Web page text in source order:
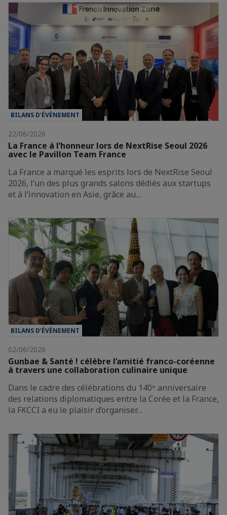
BILANS D’ÉVÈNEMENT
22/06/2026
La France à l’honneur lors de NextRise Seoul 2026
avec le Pavillon Team France
La France a marqué les esprits lors de NextRise Seoul
2026, l’un des plus grands salons dédiés aux startups
et à l’innovation en Asie, grâce au…
BILANS D’ÉVÈNEMENT
02/06/2026
Gunbae & Santé ! célèbre l’amitié franco-coréenne
à travers une collaboration culinaire unique
Dans le cadre des célébrations du 140ᵉ anniversaire
des relations diplomatiques entre la Corée et la France,
la FKCCI a eu le plaisir d’organiser…